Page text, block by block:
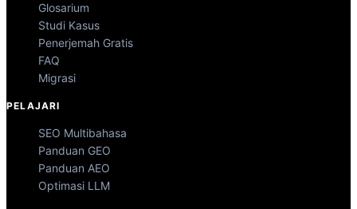
Glosarium
Studi Kasus
Penerjemah Gratis
FAQ
Migrasi
PELAJARI
SEO Multibahasa
Panduan GEO
Panduan AEO
Optimasi LLM